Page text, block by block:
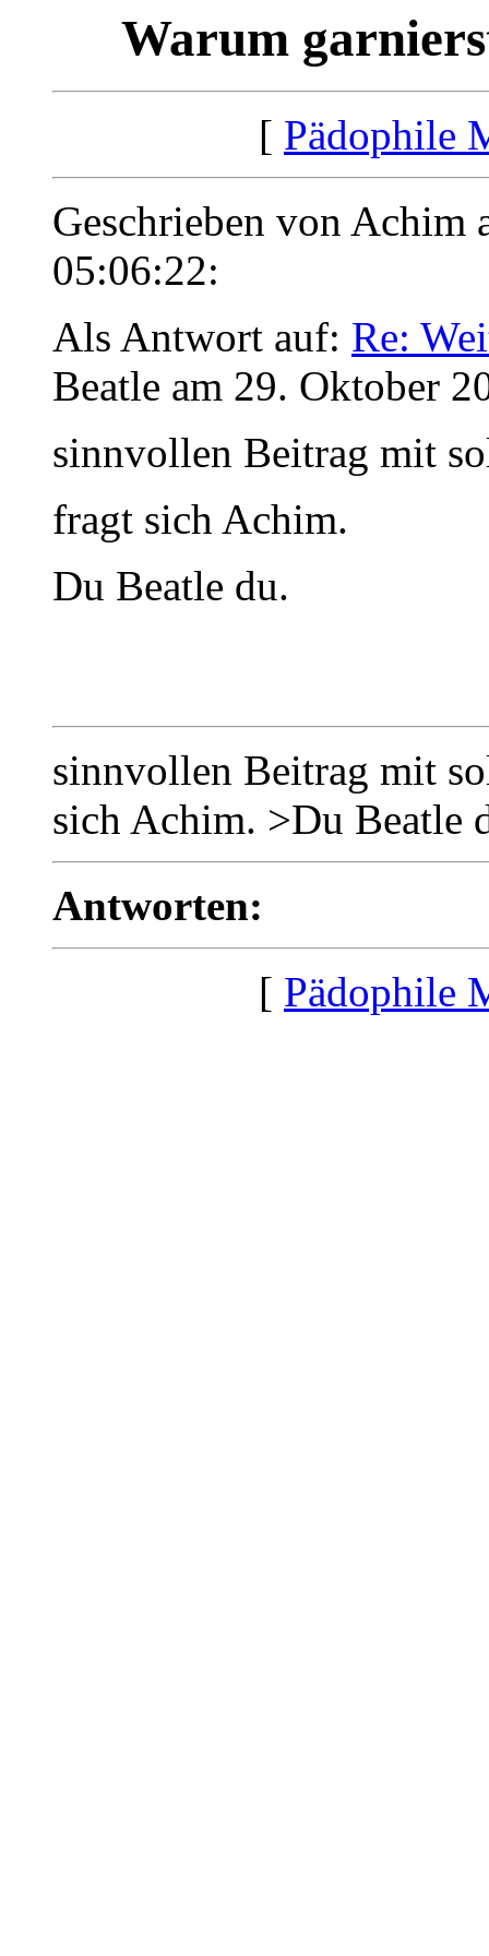
Warum
[ Pädophile
Geschrieben von Achim
05:06:22:
Als Antwort auf: Re:
Beatle am 29. Oktober
sinnvollen Beitrag mit
fragt sich Achim.
Du Beatle du.
sinnvollen Beitrag mit
sich Achim. >Du Beatle
Antworten:
[ Pädophile